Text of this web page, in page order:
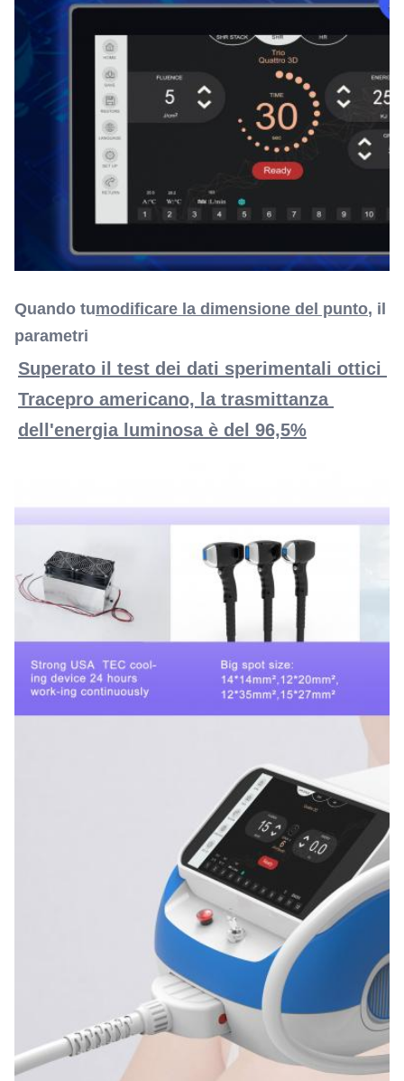
Quando tumodificare la dimensione del punto, il
parametri
Superato il test dei dati sperimentali ottici
Tracepro americano, la trasmittanza
dell'energia luminosa è del 96,5%